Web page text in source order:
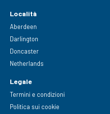
Località
Aberdeen
Darlington
Doncaster
Netherlands
Legale
Termini e condizioni
Politica sui cookie